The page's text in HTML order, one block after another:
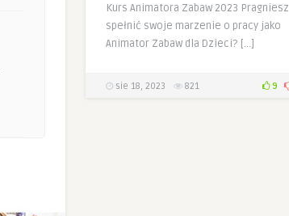
Kurs Animatora Zabaw 2023 Pragniesz
spełnić swoje marzenie o pracy jako
Animator Zabaw dla Dzieci? […]
sie 18, 2023 821 9